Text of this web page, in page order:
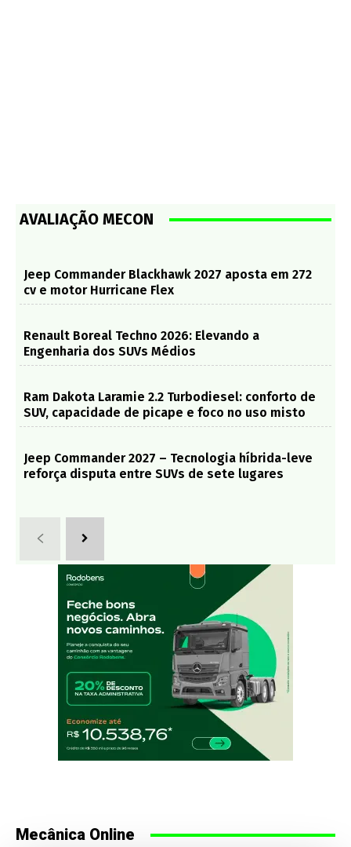
AVALIAÇÃO MECON
Jeep Commander Blackhawk 2027 aposta em 272
cv e motor Hurricane Flex
Renault Boreal Techno 2026: Elevando a
Engenharia dos SUVs Médios
Ram Dakota Laramie 2.2 Turbodiesel: conforto de
SUV, capacidade de picape e foco no uso misto
Jeep Commander 2027 – Tecnologia híbrida-leve
reforça disputa entre SUVs de sete lugares
Mecânica Online